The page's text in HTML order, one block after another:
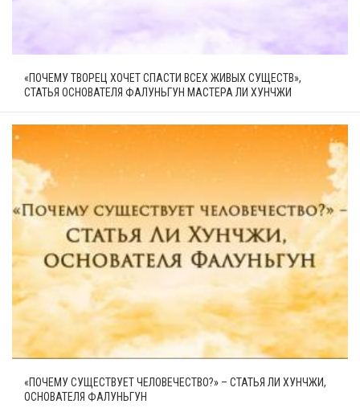
«ПОЧЕМУ ТВОРЕЦ ХОЧЕТ СПАСТИ ВСЕХ ЖИВЫХ СУЩЕСТВ»,
СТАТЬЯ ОСНОВАТЕЛЯ ФАЛУНЬГУН МАСТЕРА ЛИ ХУНЧЖИ
«ПОЧЕМУ СУЩЕСТВУЕТ ЧЕЛОВЕЧЕСТВО?» – СТАТЬЯ ЛИ ХУНЧЖИ,
ОСНОВАТЕЛЯ ФАЛУНЬГУН